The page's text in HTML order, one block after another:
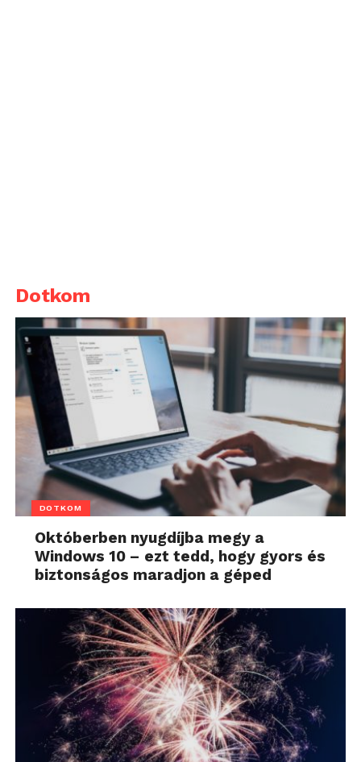
Dotkom
DOTKOM
Októberben nyugdíjba megy a
Windows 10 – ezt tedd, hogy gyors és
biztonságos maradjon a géped